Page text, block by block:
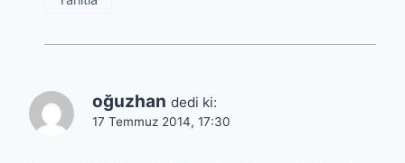
oğuzhan dedi ki:
17 Temmuz 2014, 17:30